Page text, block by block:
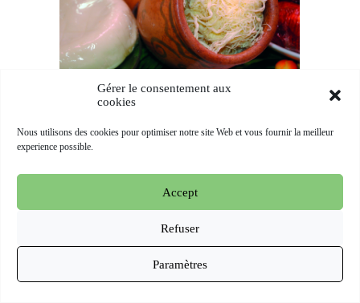
Gérer le consentement aux
cookies
Nous utilisons des cookies pour optimiser notre site Web et vous fournir la meilleur
experience possible.
Accept
Refuser
Paramètres
oriGIn Georgia